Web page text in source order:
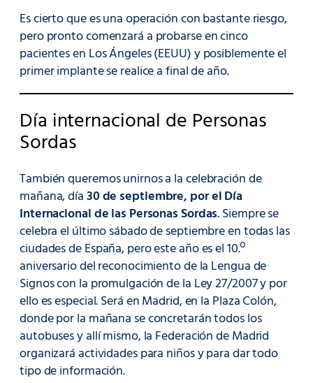
Es cierto que es una operación con bastante riesgo,
pero pronto comenzará a probarse en cinco
pacientes en Los Ángeles (EEUU) y posiblemente el
primer implante se realice a final de año.
Día internacional de Personas
Sordas
También queremos unirnos a la celebración de
mañana, día30 de septiembre, por el Día
Internacional de las Personas Sordas. Siempre se
celebra el último sábado de septiembre en todas las
ciudades de España, pero este año es el 10.º
aniversario del reconocimiento de la Lengua de
Signos con la promulgación de la Ley 27/2007 y por
ello es especial. Será en Madrid, en la Plaza Colón,
donde por la mañana se concretarán todos los
autobuses y allí mismo, la Federación de Madrid
organizará actividades para niños y para dar todo
tipo de información.